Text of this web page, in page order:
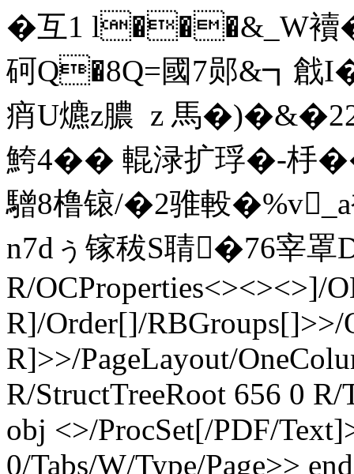
�互1 l���&_W襩
砢Q�8Q=國7郧&┓
痟U爊z膿  z 馬
鮬4�� 輥渌扩琈�-杽
驓8橹锿/�2骓軗
n7dぅ镓秡S聙�76宰
R/OCProperties<><><>]/
R]/Order[]/RBGroups[]>>/
R]>>/PageLayout/
R/StructTreeRoot 656 0
obj <>/ProcSet[/PDF/
0/Tabs/W/Type/Page>>